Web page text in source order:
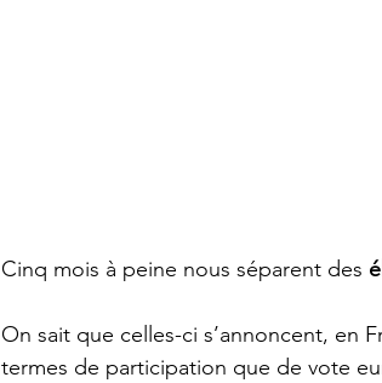
Cinq mois à peine nous séparent des
On sait que celles-ci s’annoncent, en
termes de participation que de vote